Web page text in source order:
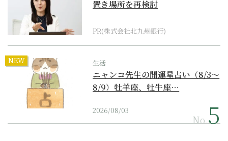
置き場所を再検討
PR(株式会社北九州銀行)
NEW 生活
ニャンコ先生の開運星占い（8/3～
8/9）牡羊座、牡牛座…
2026/08/03
No.